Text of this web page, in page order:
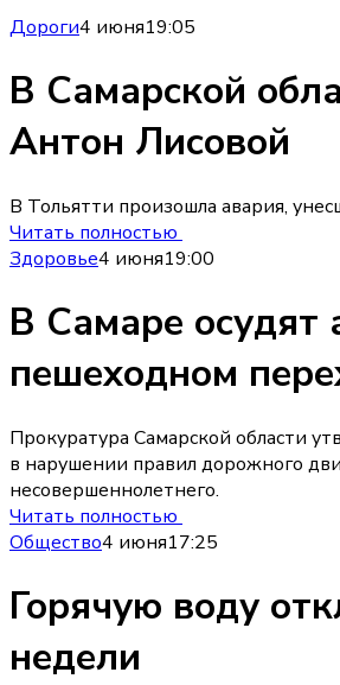
Дороги4 июня19:05
В Самарской
Антон Лисовой
В Тольятти произошла авария,
Читать полностью
Здоровье4 июня19:00
В Самаре осудят
пешеходном
Прокуратура Самарской области
в нарушении правил дорожного
несовершеннолетнего.
Читать полностью
Общество4 июня17:25
Горячую воду
недели